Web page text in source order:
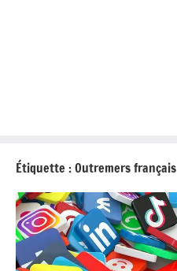
Étiquette :Outremers français